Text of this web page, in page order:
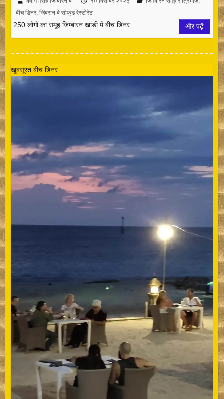
बीच डिनर, जिंबरान बे सीफूड रेस्टोरेंट
250 लोगों का समूह जिम्बारन खाड़ी में बीच डिनर और पढ़ें
खूबसूरत बीच डिनर